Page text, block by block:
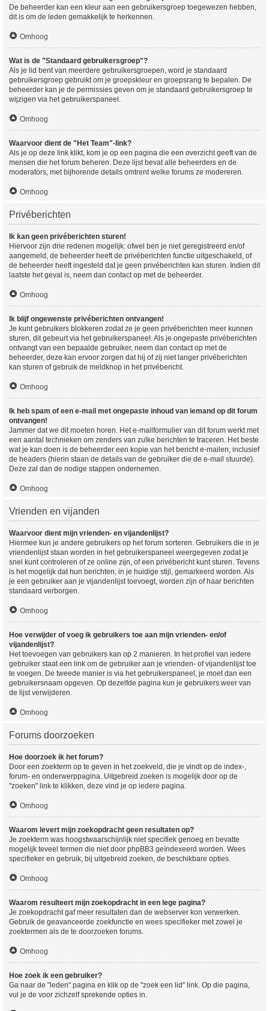
De beheerder kan een kleur aan een gebruikersgroep toegewezen hebben,
dit is om de leden gemakkelijk te herkennen.
Omhoog
Wat is de "Standaard gebruikersgroep"?
Als je lid bent van meerdere gebruikersgroepen, word je standaard
gebruikersgroep gebruikt om je groepskleur en groepsrang te bepalen. De
beheerder kan je de permissies geven om je standaard gebruikersgroep te
wijzigen via het gebruikerspaneel.
Omhoog
Waarvoor dient de "Het Team"-link?
Als je op deze link klikt, kom je op een pagina die een overzicht geeft van de
mensen die het forum beheren. Deze lijst bevat alle beheerders en de
moderators, met bijhorende details omtrent welke forums ze modereren.
Omhoog
Privéberichten
Ik kan geen privéberichten sturen!
Hiervoor zijn drie redenen mogelijk: ofwel ben je niet geregistreerd en/of
aangemeld, de beheerder heeft de privéberichten functie uitgeschakeld, of
de beheerder heeft ingesteld dat je geen privéberichten kan sturen. Indien dit
laatste het geval is, neem dan contact op met de beheerder.
Omhoog
Ik blijf ongewenste privéberichten ontvangen!
Je kunt gebruikers blokkeren zodat ze je geen privéberichten meer kunnen
sturen, dit gebeurt via het gebruikerspaneel. Als je ongepaste privéberichten
ontvangt van een bepaalde gebruiker, neem dan contact op met de
beheerder, deze kan ervoor zorgen dat hij of zij niet langer privéberichten
kan sturen of gebruik de meldknop in het privébericht.
Omhoog
Ik heb spam of een e-mail met ongepaste inhoud van iemand op dit forum
ontvangen!
Jammer dat we dit moeten horen. Het e-mailformulier van dit forum werkt met
een aantal technieken om zenders van zulke berichten te traceren. Het beste
wat je kan doen is de beheerder een kopie van het bericht e-mailen, inclusief
de headers (hierin staan de details van de gebruiker die de e-mail stuurde).
Deze zal dan de nodige stappen ondernemen.
Omhoog
Vrienden en vijanden
Waarvoor dient mijn vrienden- en vijandenlijst?
Hiermee kun je andere gebruikers op het forum sorteren. Gebruikers die in je
vriendenlijst staan worden in het gebruikerspaneel weergegeven zodat je
snel kunt controleren of ze online zijn, of een privébericht kunt sturen. Tevens
is het mogelijk dat hun berichten, in je huidige stijl, gemarkeerd worden. Als
je een gebruiker aan je vijandenlijst toevoegt, worden zijn of haar berichten
standaard verborgen.
Omhoog
Hoe verwijder of voeg ik gebruikers toe aan mijn vrienden- en/of
vijandenlijst?
Het toevoegen van gebruikers kan op 2 manieren. In het profiel van iedere
gebruiker staat een link om de gebruiker aan je vrienden- of vijandenlijst toe
te voegen. De tweede manier is via het gebruikerspaneel, je moet dan een
gebruikersnaam opgeven. Op dezelfde pagina kun je gebruikers weer van
de lijst verwijderen.
Omhoog
Forums doorzoeken
Hoe doorzoek ik het forum?
Door een zoekterm op te geven in het zoekveld, die je vindt op de index-,
forum- en onderwerppagina. Uitgebreid zoeken is mogelijk door op de
"zoeken" link te klikken, deze vind je op iedere pagina.
Omhoog
Waarom levert mijn zoekopdracht geen resultaten op?
Je zoekterm was hoogstwaarschijnlijk niet specifiek genoeg en bevatte
mogelijk teveel termen die niet door phpBB3 geïndexeerd worden. Wees
specifieker en gebruik, bij uitgebreid zoeken, de beschikbare opties.
Omhoog
Waarom resulteert mijn zoekopdracht in een lege pagina?
Je zoekopdracht gaf meer resultaten dan de webserver kon verwerken.
Gebruik de geavanceerde zoekfunctie en wees specifieker met zowel je
zoektermen als de te doorzoeken forums.
Omhoog
Hoe zoek ik een gebruiker?
Ga naar de "leden" pagina en klik op de "zoek een lid" link. Op die pagina,
vul je de voor zichzelf sprekende opties in.